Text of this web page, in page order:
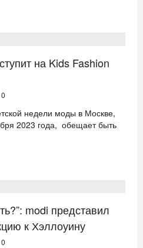
на Kids Fashion
0
недели моды в Москве,
2023 года, обещает быть
modi представил
к Хэллоуину
0